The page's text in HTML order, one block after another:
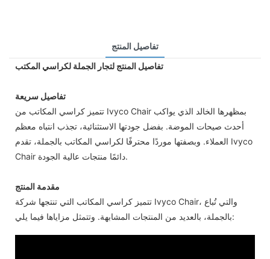
تفاصيل المنتج
تفاصيل المنتج لتجار الجملة لكراسي المكتب
تفاصيل سريعة
تتميز كراسي المكاتب من Ivyco Chair بمظهرها الخالد الذي يواكب
أحدث صيحات الموضة. بفضل جودتها الاستثنائية، تجذب انتباه معظم
العملاء. وبصفتها موردًا محترفًا لكراسي المكاتب بالجملة، تقدم Ivyco
Chair دائمًا منتجات عالية الجودة.
مقدمة المنتج
تتميز كراسي المكاتب التي تنتجها شركة Ivyco Chair، والتي تُباع
بالجملة، بالعديد من المنتجات المشابهة. وتتمثل مزاياها فيما يلي: